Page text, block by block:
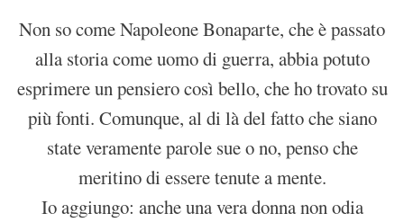
Non so come Napoleone Bonaparte, che è passato
alla storia come uomo di guerra, abbia potuto
esprimere un pensiero così bello, che ho trovato su
più fonti. Comunque, al di là del fatto che siano
state veramente parole sue o no, penso che
meritino di essere tenute a mente.
Io aggiungo: anche una vera donna non odia